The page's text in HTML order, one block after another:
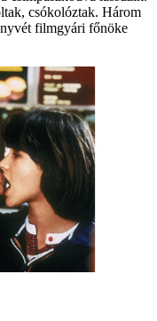
csókolóztak. Három
filmgyári főnöke